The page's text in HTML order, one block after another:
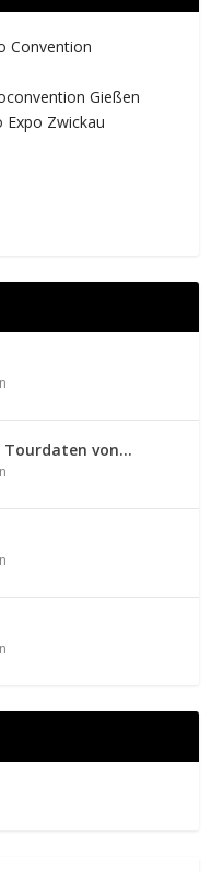
Convention
Gießen
Expo Zwickau
Tourdaten von…